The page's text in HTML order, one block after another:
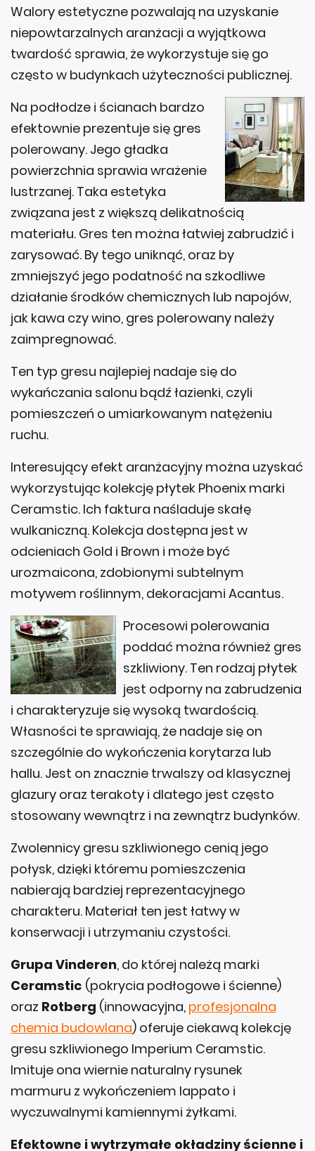
Walory estetyczne pozwalają na uzyskanie
niepowtarzalnych aranżacji a wyjątkowa
twardość sprawia, że wykorzystuje się go
często w budynkach użyteczności publicznej.
Na podłodze i ścianach bardzo
efektownie prezentuje się gres
polerowany. Jego gładka
powierzchnia sprawia wrażenie
lustrzanej. Taka estetyka
związana jest z większą delikatnością
materiału. Gres ten można łatwiej zabrudzić i
zarysować. By tego uniknąć, oraz by
zmniejszyć jego podatność na szkodliwe
działanie środków chemicznych lub napojów,
jak kawa czy wino, gres polerowany należy
zaimpregnować.
Ten typ gresu najlepiej nadaje się do
wykańczania salonu bądź łazienki, czyli
pomieszczeń o umiarkowanym natężeniu
ruchu.
Interesujący efekt aranżacyjny można uzyskać
wykorzystując kolekcję płytek Phoenix marki
Ceramstic. Ich faktura naśladuje skałę
wulkaniczną. Kolekcja dostępna jest w
odcieniach Gold i Brown i może być
urozmaicona, zdobionymi subtelnym
motywem roślinnym, dekoracjami Acantus.
Procesowi polerowania
poddać można również gres
szkliwiony. Ten rodzaj płytek
jest odporny na zabrudzenia
i charakteryzuje się wysoką twardością.
Własności te sprawiają, że nadaje się on
szczególnie do wykończenia korytarza lub
hallu. Jest on znacznie trwalszy od klasycznej
glazury oraz terakoty i dlatego jest często
stosowany wewnątrz i na zewnątrz budynków.
Zwolennicy gresu szkliwionego cenią jego
połysk, dzięki któremu pomieszczenia
nabierają bardziej reprezentacyjnego
charakteru. Materiał ten jest łatwy w
konserwacji i utrzymaniu czystości.
Grupa Vinderen, do której należą marki
Ceramstic (pokrycia podłogowe i ścienne)
oraz Rotberg (innowacyjna, profesjonalna
chemia budowlana) oferuje ciekawą kolekcję
gresu szkliwionego Imperium Ceramstic.
Imituje ona wiernie naturalny rysunek
marmuru z wykończeniem lappato i
wyczuwalnymi kamiennymi żyłkami.
Efektowne i wytrzymałe okładziny ścienne i